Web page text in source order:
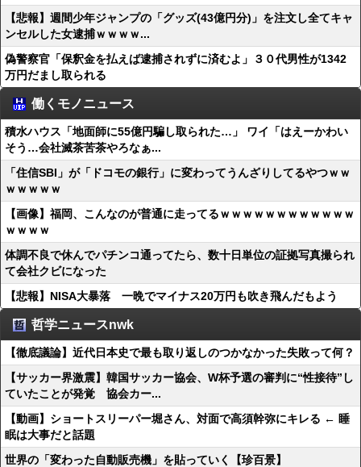
【悲報】週間少年ジャンプの「グッズ(43億円分)」を注文し全てキャ
ンセルした女逮捕ｗｗｗｗ...
偽警察官「保釈金を払えば逮捕されずに済むよ」３０代男性が1342
万円だまし取られる
働くモノニュース
積水ハウス「地面師に55億円騙し取られた…」 ワイ「はえーかわい
そう…会社滅茶苦茶やろなぁ...
「住信SBI」が「ドコモの銀行」に変わってうんざりしてるやつｗｗ
ｗｗｗｗｗ
【画像】福岡、こんなのが普通に走ってるｗｗｗｗｗｗｗｗｗｗｗｗ
ｗｗｗｗ
体調不良で休んでパチンコ通ってたら、数十日単位の証拠写真撮られ
て会社クビになった
【悲報】NISA大暴落 一晩でマイナス20万円も吹き飛んだもよう
哲学ニュースnwk
【徹底議論】近代日本史で最も取り返しのつかなかった失敗って何？
【サッカー界激震】韓国サッカー協会、W杯予選の審判に“性接待”し
ていたことが発覚 協会カー...
【動画】ショートスリーパー堀さん、対面で高須幹弥にキレる ← 睡
眠は大事だと話題
世界の「変わった自動販売機」を貼っていく【珍百景】